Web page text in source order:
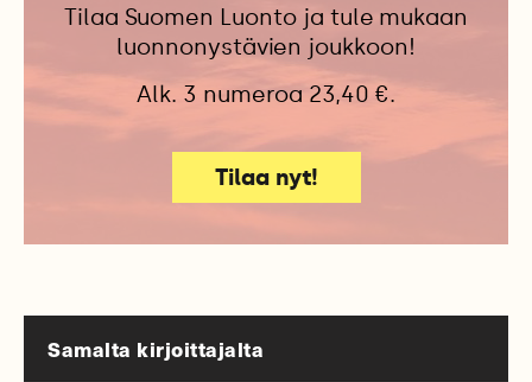
Tilaa Suomen Luonto ja tule mukaan
luonnonystävien joukkoon!
Alk. 3 numeroa 23,40 €.
Tilaa nyt!
Samalta kirjoittajalta